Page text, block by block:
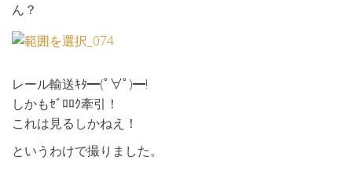
ん？
レール輸送ｷﾀ━(ﾟ∀ﾟ)━!
しかもｾﾞﾛﾛｸ牽引！
これは見るしかねえ！
というわけで撮りました。